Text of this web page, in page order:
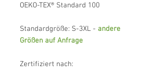
OEKO-TEX® Standard 100
Standardgröße: S-3XL - andere
Größen auf Anfrage
Zertifiziert nach: